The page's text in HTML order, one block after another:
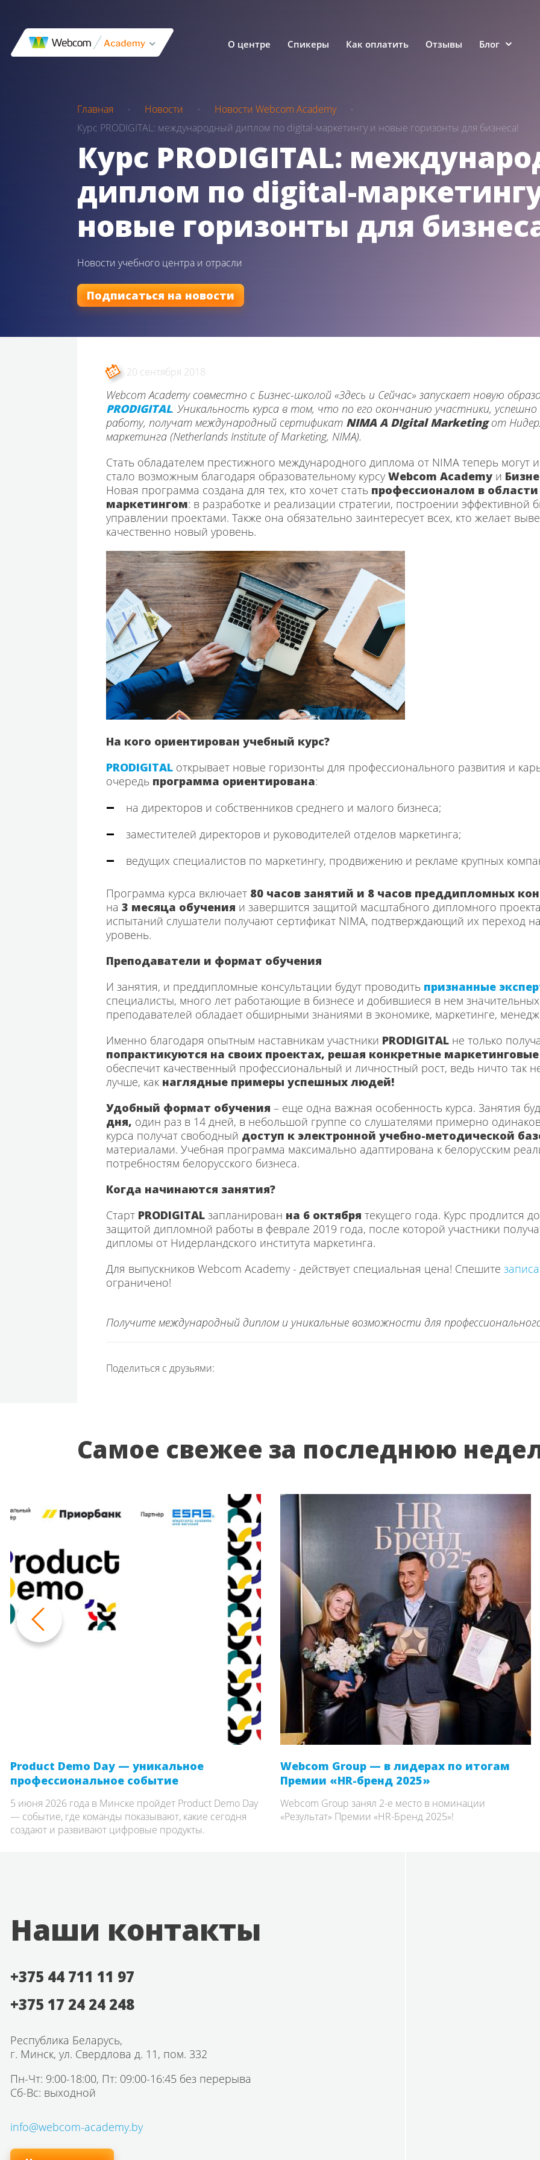
О центре Спикеры Как оплатить Отзывы Блог
Главная Новости
Новости Webcom Academy
Курс PRODIGITAL: международный диплом по digital-маркетингу и новые горизонты для бизнеса!
Курс PRODIGITAL:
диплом по digital-
новые горизонты для
Новости учебного центра и отрасли
Подписаться на новости
20 сентября 2018
Webcom Academy совместно с Бизнес-школой «Здесь и Сейчас» запускает новую
PRODIGITAL. Уникальность курса в том, что по его окончанию участники,
работу, получат международный сертификат NIMA A DIgital Marketingот
маркетинга (Netherlands Institute of Marketing, NIMA).
Стать обладателем престижного международного диплома от NIMA теперь могут
стало возможным благодаря образовательному курсу Webcom Academy и
Новая программа создана для тех, кто хочет стать профессионалом в
маркетингом: в разработке и реализации стратегии, построении эффективной
управлении проектами. Также она обязательно заинтересует всех, кто желает
качественно новый уровень.
На кого ориентирован учебный курс?
PRODIGITAL открывает новые горизонты для профессионального развития и
очередь программа ориентирована:
на директоров и собственников среднего и малого бизнеса;
заместителей директоров и руководителей отделов маркетинга;
ведущих специалистов по маркетингу, продвижению и рекламе крупных
Программа курса включает 80 часов занятий и 8 часов преддипломных
на 3 месяца обучения и завершится защитой масштабного дипломного
испытаний слушатели получают сертификат NIMA, подтверждающий их переход
уровень.
Преподаватели и формат обучения
И занятия, и преддипломные консультации будут проводить признанные
специалисты, много лет работающие в бизнесе и добившиеся в нем
преподавателей обладает обширными знаниями в экономике, маркетинге,
Именно благодаря опытным наставникам участники PRODIGITAL не только
попрактикуются на своих проектах, решая конкретные
обеспечит качественный профессиональный и личностный рост, ведь ничто так
лучше, как наглядные примеры успешных людей!
Удобный формат обучения – еще одна важная особенность курса. Занятия
дня, один раз в 14 дней, в небольшой группе со слушателями примерно
курса получат свободный доступ к электронной учебно-методической
материалами. Учебная программа максимально адаптирована к белорусским
потребностям белорусского бизнеса.
Когда начинаются занятия?
Старт PRODIGITAL запланирован на 6 октября текущего года. Курс продлится
защитой дипломной работы в феврале 2019 года, после которой участники
дипломы от Нидерландского института маркетинга.
Для выпускников Webcom Academy - действует специальная цена! Спешите
ограничено!
Получите международный диплом и уникальные возможности для
Поделиться с друзьями:
Самое свежее за последнюю
Product Demo Day — уникальное
профессиональное событие
5 июня 2026 года в Минске пройдет Product Demo Day
— событие, где команды показывают, какие сегодня
создают и развивают цифровые продукты.
Webcom Group — в лидерах по итогам
Премии «HR-бренд 2025»
Webcom Group занял 2-е место в номинации
«Результат» Премии «HR-Бренд 2025»!
Наши контакты
+375 44 711 11 97
+375 17 24 24 248
Республика Беларусь,
г. Минск, ул. Свердлова д. 11, пом. 332
Пн-Чт: 9:00-18:00, Пт: 09:00-16:45 без перерыва
Сб-Вс: выходной
info@webcom-academy.by